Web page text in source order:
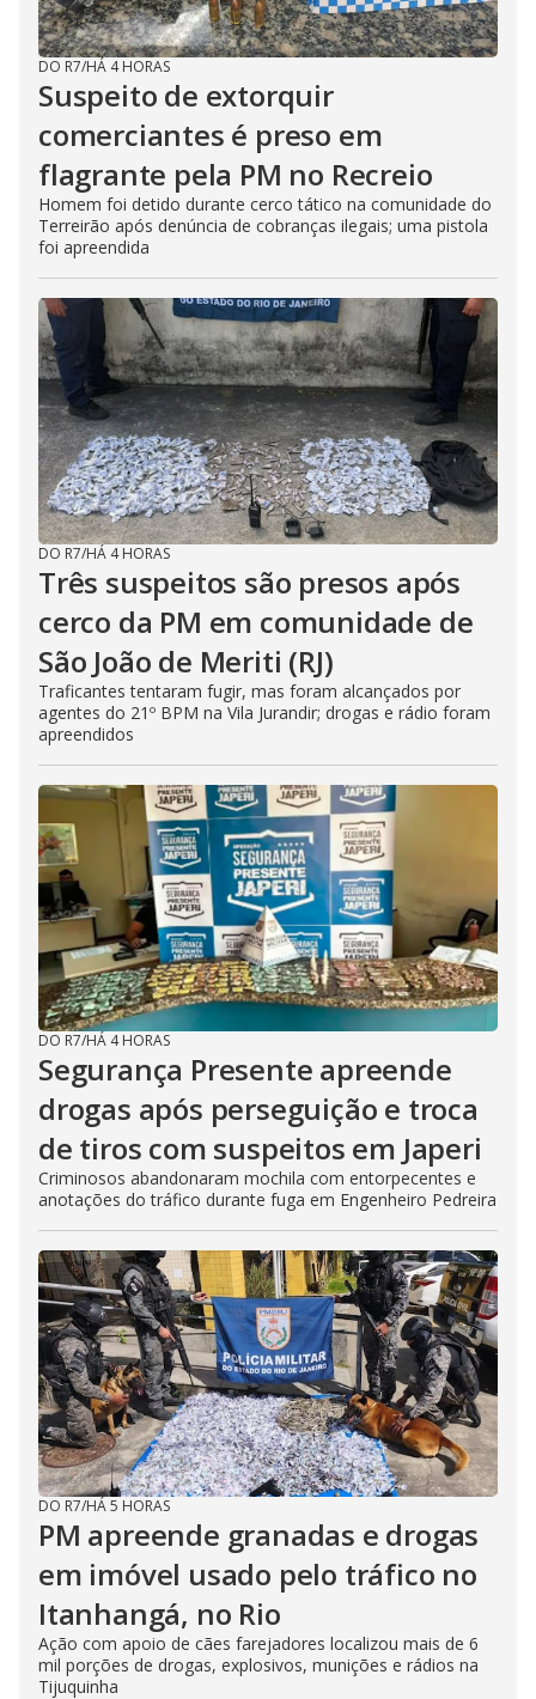
DO R7/HÁ 4 HORAS
Suspeito de extorquir
comerciantes é preso em
flagrante pela PM no Recreio
Homem foi detido durante cerco tático na comunidade do
Terreirão após denúncia de cobranças ilegais; uma pistola
foi apreendida
DO R7/HÁ 4 HORAS
Três suspeitos são presos após
cerco da PM em comunidade de
São João de Meriti (RJ)
Traficantes tentaram fugir, mas foram alcançados por
agentes do 21º BPM na Vila Jurandir; drogas e rádio foram
apreendidos
DO R7/HÁ 4 HORAS
Segurança Presente apreende
drogas após perseguição e troca
de tiros com suspeitos em Japeri
Criminosos abandonaram mochila com entorpecentes e
anotações do tráfico durante fuga em Engenheiro Pedreira
DO R7/HÁ 5 HORAS
PM apreende granadas e drogas
em imóvel usado pelo tráfico no
Itanhangá, no Rio
Ação com apoio de cães farejadores localizou mais de 6
mil porções de drogas, explosivos, munições e rádios na
Tijuquinha